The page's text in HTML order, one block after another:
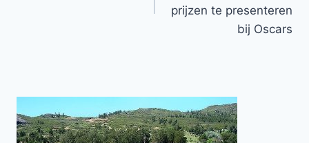
prijzen te presenteren
bij Oscars